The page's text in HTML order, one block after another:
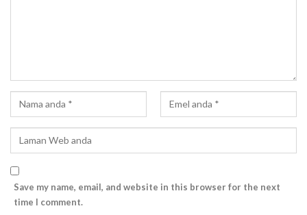
Save my name, email, and website in this browser for the next
time I comment.